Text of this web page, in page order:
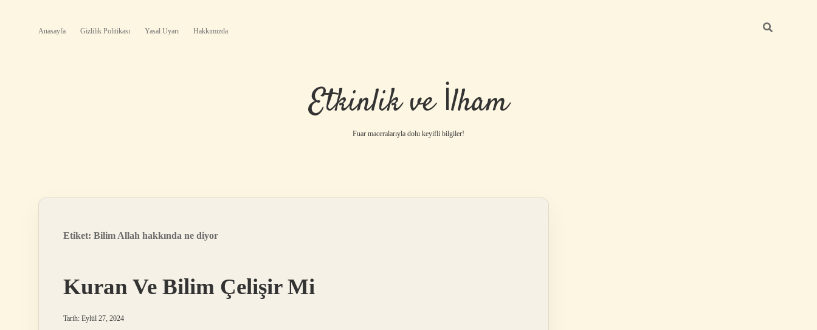
Anasayfa Gizlilik Politikası Yasal Uyarı Hakkımızda
Etkinlik ve İlham
Fuar maceralarıyla dolu keyifli bilgiler!
Etiket: Bilim Allah hakkında ne diyor
Kuran Ve Bilim Çelişir Mi
Tarih: Eylül 27, 2024